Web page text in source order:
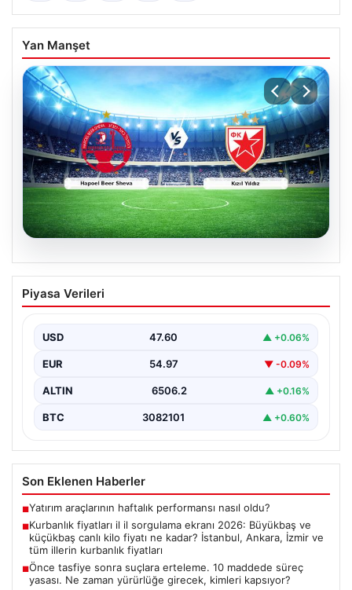
Yan Manşet
04.08.2026
CANLI | Hapoel Beer Sheva – Kızıl Yıldız
Canlı Maç Anlatımı
Piyasa Verileri
USD 47.60 ▲ +0.06%
EUR 54.97 ▼ -0.09%
ALTIN 6506.2 ▲ +0.16%
BTC 3082101 ▲ +0.60%
Son Eklenen Haberler
■Yatırım araçlarının haftalık performansı nasıl oldu?
■Kurbanlık fiyatları il il sorgulama ekranı 2026: Büyükbaş ve
küçükbaş canlı kilo fiyatı ne kadar? İstanbul, Ankara, İzmir ve
tüm illerin kurbanlık fiyatları
■Önce tasfiye sonra suçlara erteleme. 10 maddede süreç
yasası. Ne zaman yürürlüğe girecek, kimleri kapsıyor?